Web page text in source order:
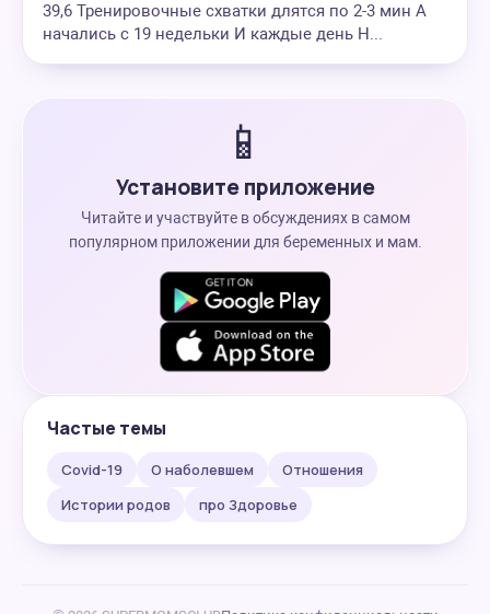
39,6 Тренировочные схватки длятся по 2-3 мин А
начались с 19 недельки И каждые день Н...
📱
Установите приложение
Читайте и участвуйте в обсуждениях в самом
популярном приложении для беременных и мам.
Частые темы
Covid-19 О наболевшем
Отношения
Истории родов
про Здоровье